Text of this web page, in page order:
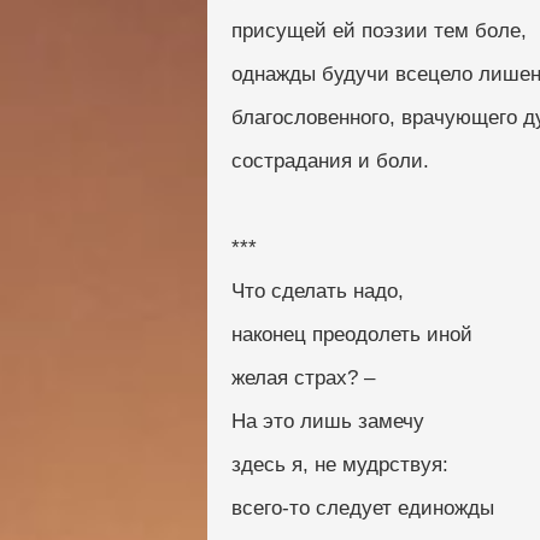
присущей ей поэзии тем боле,
однажды будучи всецело
благословенного, врачующего
сострадания и боли.
***
Что сделать надо,
наконец преодолеть иной
желая страх? –
На это лишь замечу
здесь я, не мудрствуя:
всего-то следует единожды